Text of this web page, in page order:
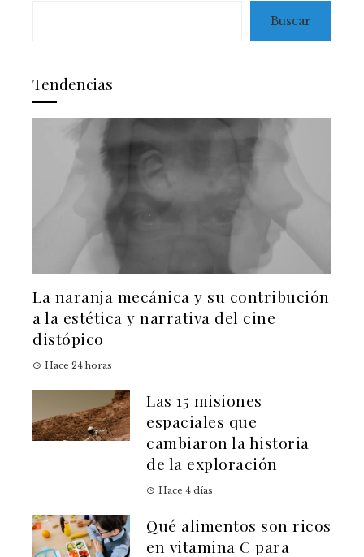
Buscar
Tendencias
La naranja mecánica y su contribución
a la estética y narrativa del cine
distópico
Hace 24 horas
Las 15 misiones
espaciales que
cambiaron la historia
de la exploración
Hace 4 días
Qué alimentos son ricos
en vitamina C para